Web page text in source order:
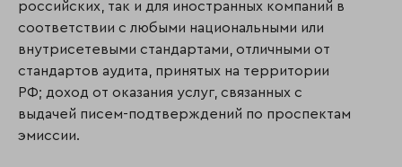
российских, так и для иностранных компаний в
соответствии с любыми национальными или
внутрисетевыми стандартами, отлич­ны­ми от
стандартов аудита, принятых на территории
РФ; доход от оказания услуг, связанных с
выдачей писем-подтверждений по проспектам
эмиссии.